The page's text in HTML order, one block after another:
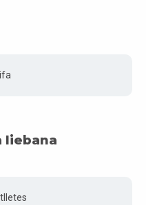
liebana